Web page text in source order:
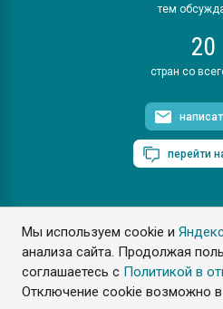
Мы используем cookie и
анализа сайта. Продолжая
соглашаетесь с Политикой в
Отключение cookie возможно в
тем
20
стран со
перейти
ПластЭксперт © 2006.
Разрешается копирование
ссылкой на
Разработка